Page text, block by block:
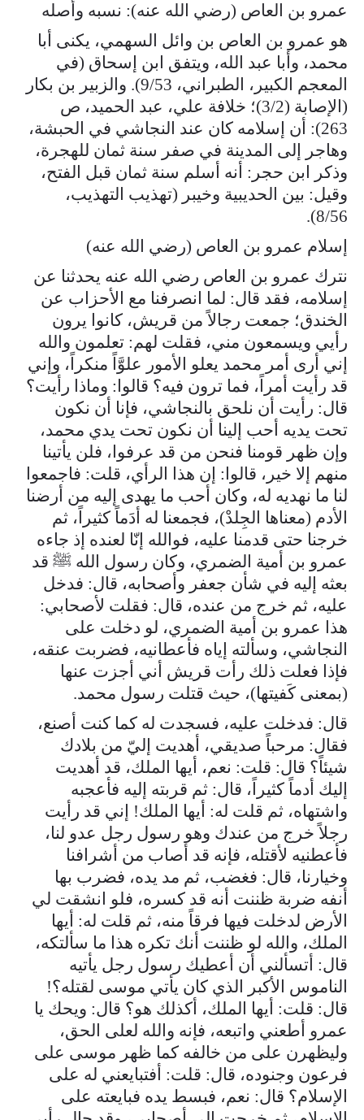
عمرو بن العاص (رضي الله عنه): نسبه وأصله
هو عمرو بن العاص بن وائل السهمي، يكنى أبا
محمد، وأبا عبد الله، ويتفق ابن إسحاق (في
المعجم الكبير، الطبراني، 9/53). والزبير بن بكار
(الإصابة (3/2)؛ خلافة علي، عبد الحميد، ص
263): أن إسلامه كان عند النجاشي في الحبشة،
وهاجر إلى المدينة في صفر سنة ثمان للهجرة،
وذكر ابن حجر: أنه أسلم سنة ثمان قبل الفتح،
وقيل: بين الحديبية وخيبر (تهذيب التهذيب،
8/56).
إسلام عمرو بن العاص (رضي الله عنه)
نترك عمرو بن العاص رضي الله عنه يحدثنا عن
إسلامه، فقد قال: لما انصرفنا مع الأحزاب عن
الخندق؛ جمعت رجالاً من قريش، كانوا يرون
رأيي ويسمعون مني، فقلت لهم: تعلمون والله
إني أرى أمر محمد يعلو الأمور علوَّاً منكراً، وإني
قد رأيت أمراً، فما ترون فيه؟ قالوا: وماذا رأيت؟
قال: رأيت أن نلحق بالنجاشي، فإنا أن نكون
تحت يديه أحب إلينا أن نكون تحت يدي محمد،
وإن ظهر قومنا فنحن من قد عرفوا، فلن يأتينا
منهم إلا خير، قالوا: إن هذا الرأي، قلت: فاجمعوا
لنا ما نهديه له، وكان أحب ما يهدى إليه من أرضنا
الأدم (معناها الجِلدْ)، فجمعنا له أدَماً كثيراً، ثم
خرجنا حتى قدمنا عليه، فوالله إنّا لعنده إذ جاءه
عمرو بن أمية الضمري، وكان رسول الله ﷺ قد
بعثه إليه في شأن جعفر وأصحابه، قال: فدخل
عليه، ثم خرج من عنده، قال: فقلت لأصحابي:
هذا عمرو بن أمية الضمري، لو دخلت على
النجاشي، وسألته إياه فأعطانيه، فضربت عنقه،
فإذا فعلت ذلك رأت قريش أني أجزت عنها
(بمعنى كَفيتها)، حيث قتلت رسول محمد.
قال: فدخلت عليه، فسجدت له كما كنت أصنع،
فقال: مرحباً صديقي، أهديت إليّ من بلادك
شيئاً؟ قال: قلت: نعم، أيها الملك، قد أهديت
إليك أدماً كثيراً، قال: ثم قربته إليه فأعجبه
واشتهاه، ثم قلت له: أيها الملك! إني قد رأيت
رجلاً خرج من عندك وهو رسول رجل عدو لنا،
فأعطنيه لأقتله، فإنه قد أصاب من أشرافنا
وخيارنا، قال: فغضب، ثم مد يده، فضرب بها
أنفه ضربة ظننت أنه قد كسره، فلو انشقت لي
الأرض لدخلت فيها فرقاً منه، ثم قلت له: أيها
الملك، والله لو ظننت أنك تكره هذا ما سألتكه،
قال: أتسألني أن أعطيك رسول رجل يأتيه
الناموس الأكبر الذي كان يأتي موسى لقتله؟!
قال: قلت: أيها الملك، أكذلك هو؟ قال: ويحك يا
عمرو أطعني واتبعه، فإنه والله لعلى الحق،
وليظهرن على من خالفه كما ظهر موسى على
فرعون وجنوده، قال: قلت: أفتبايعني له على
الإسلام؟ قال: نعم، فبسط يده فبايعته على